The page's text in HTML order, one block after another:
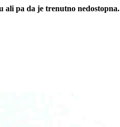
ali pa da je trenutno nedostopna.